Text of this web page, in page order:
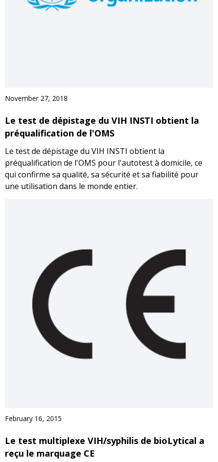
November 27, 2018
Le test de dépistage du VIH INSTI obtient la
préqualification de l'OMS
Le test de dépistage du VIH INSTI obtient la
préqualification de l'OMS pour l'autotest à domicile, ce
qui confirme sa qualité, sa sécurité et sa fiabilité pour
une utilisation dans le monde entier.
February 16, 2015
Le test multiplexe VIH/syphilis de bioLytical a
reçu le marquage CE